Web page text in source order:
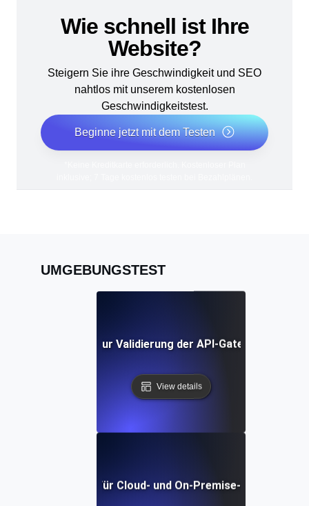
Wie schnell ist Ihre
Website?
Steigern Sie ihre Geschwindigkeit und SEO
nahtlos mit unserem kostenlosen
Geschwindigkeitstest.
Beginne jetzt mit dem Testen
UMGEBUNGSTEST
Umgebungstests zur Validierung der API-Gateway-
View details
Umwelttests für Cloud- und On-Premise-